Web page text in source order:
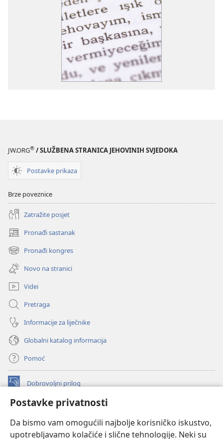
Postavke privatnosti
Da bismo vam omogućili najbolje korisničko iskustvo,
upotrebljavamo kolačiće i slične tehnologije. Neki su
JW.ORG® / SLUŽBENA STRANICA JEHOVINIH SVJEDOKA
Postavke prikaza
Brze poveznice
Zatražite posjet
Pronađi sastanak
(otvara
se
novi
prozor)
Pronađi kongres
(otvara
se
novi
prozor)
Novo na stranici
Videi
Pretraga
Informacije za liječnike
Globalni katalog informacija
Pomoć
Dobrovoljni prilog
(otvara
se
novi
INTERNETSKA BIBLIOTEKA Watchtower
se
novi
JW Hub